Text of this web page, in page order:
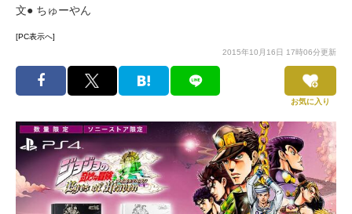
文● ちゅーやん
[PC表示へ]
2015年10月16日 17時06分更新
お気に入り